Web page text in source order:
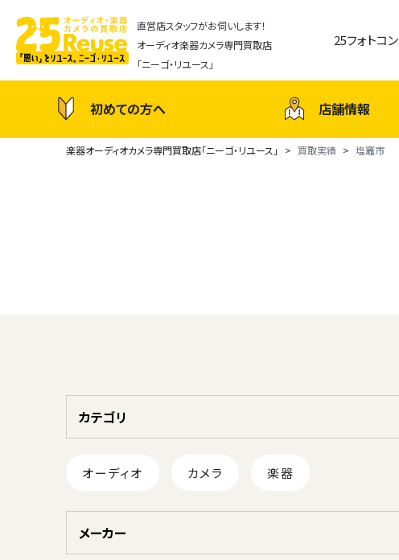
直営店スタッフがお伺いします！
オーディオ楽器カメラ専門買取店
「ニーゴ・リユース」
25フォトコン
初めての方へ 店舗情報
楽器オーディオカメラ専門買取店「ニーゴ・リユース」 買取実績 塩竈市
カテゴリ
オーディオ カメラ 楽器
メーカー